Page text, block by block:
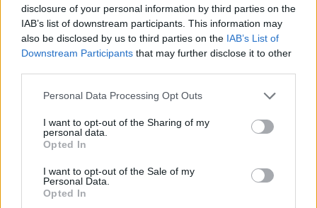
disclosure of your personal information by third parties on the
IAB’s list of downstream participants. This information may
also be disclosed by us to third parties on the IAB’s List of
Downstream Participants that may further disclose it to other
Personal Data Processing Opt Outs
I want to opt-out of the Sharing of my
personal data.
Opted In
I want to opt-out of the Sale of my
Personal Data.
Opted In
σε δύο Σάββατα από τώρα, θα έχουμε
και την είσοδο ενός νέου ζευγαριού
Θα μπει ένα secret ζευγάρι» ανέφερε
ο Νίκος Κοκλώνης για το ζευγάρι που
θα αποκαλυφθεί σύντομα